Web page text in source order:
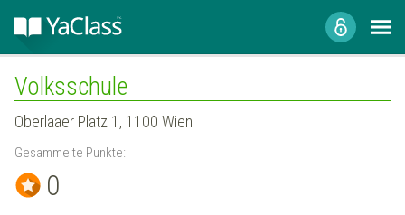
Volksschule
Oberlaaer Platz 1, 1100 Wien
Gesammelte Punkte:
0